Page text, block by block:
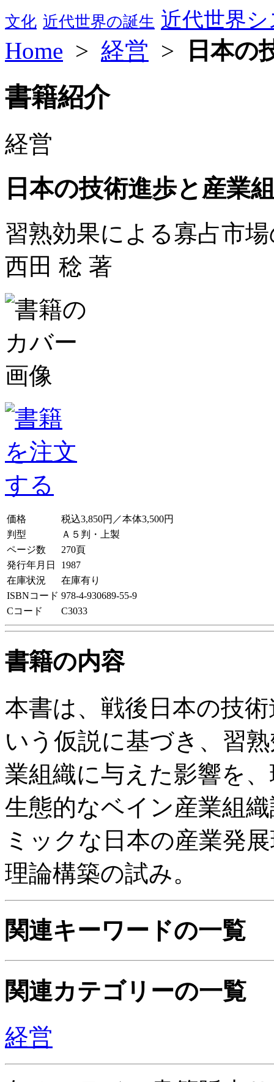
文化 近代世界の誕生 近代世界
Home > 経営 > 日本の
書籍紹介
経営
日本の技術進歩と産業
習熟効果による寡占市
西田 稔 著
価格
税込3,850円／本体3,500円
判型
Ａ５判・上製
ページ数
270頁
発行年月日
1987
在庫状況
在庫有り
ISBNコード 978-4-930689-55-9
Cコード
C3033
書籍の内容
本書は、戦後日本の技
いう仮説に基づき、習
業組織に与えた影響を
生態的なベイン産業組
ミックな日本の産業発
理論構築の試み。
関連キーワードの一覧
関連カテゴリーの一覧
経営